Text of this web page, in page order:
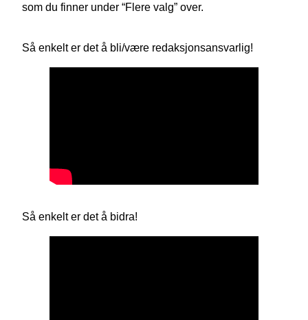
som du finner under “Flere valg” over.
Så enkelt er det å bli/være redaksjonsansvarlig!
Så enkelt er det å bidra!